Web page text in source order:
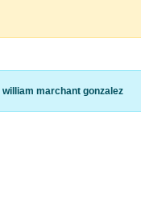
william marchant gonzalez